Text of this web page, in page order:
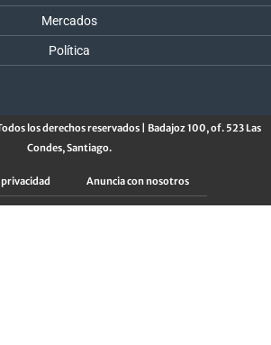
Mercados
Política
los derechos reservados | Badajoz 100, of. 523 Las
Condes, Santiago.
Anuncia con nosotros